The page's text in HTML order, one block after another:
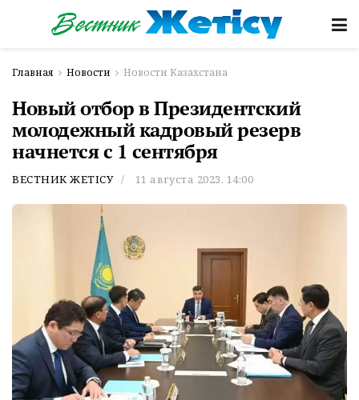
Главная Новости Новости Казахстана
Новый отбор в Президентский
молодежный кадровый резерв
начнется с 1 сентября
ВЕСТНИК ЖЕТІСУ 11 августа 2023, 14:00